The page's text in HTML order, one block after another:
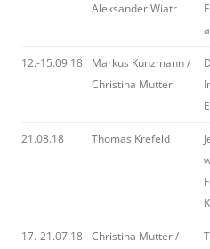
Aleksander Wiatr
12.-15.09.18
Markus Kunzmann /
Christina Mutter
21.08.18 Thomas Krefeld
17.-21.07.18 Christina Mutter /